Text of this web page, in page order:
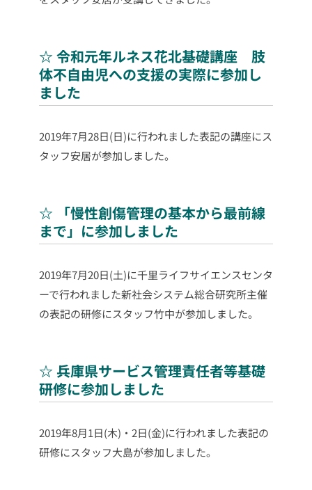
☆ 令和元年ルネス花北基礎講座 肢
体不自由児への支援の実際に参加し
ました
2019年7月28日(日)に行われました表記の講座にス
タッフ安居が参加しました。
☆ 「慢性創傷管理の基本から最前線
まで」に参加しました
2019年7月20日(土)に千里ライフサイエンスセンタ
ーで行われました新社会システム総合研究所主催
の表記の研修にスタッフ竹中が参加しました。
☆ 兵庫県サービス管理責任者等基礎
研修に参加しました
2019年8月1日(木)・2日(金)に行われました表記の
研修にスタッフ大島が参加しました。